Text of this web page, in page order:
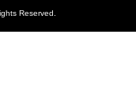
Reserved.